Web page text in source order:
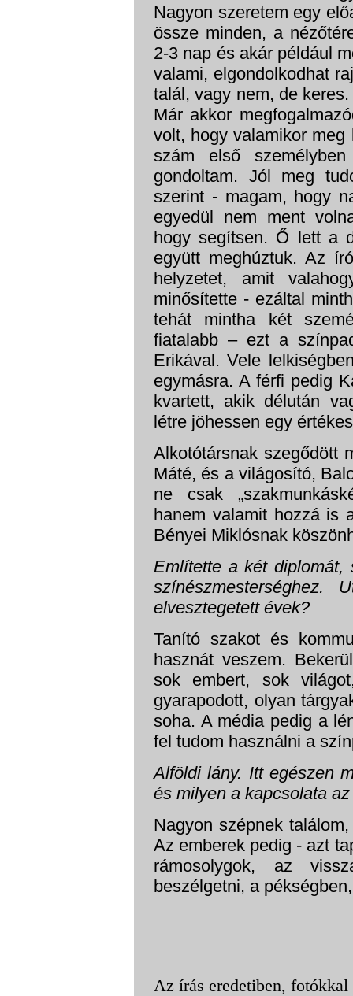
Nagyon szeretem egy
össze minden, a
2-3 nap és akár például
valami, elgondolkodhat
talál, vagy nem, de
Már akkor
volt, hogy valamikor
szám első
gondoltam. Jól meg
szerint - magam, hogy
egyedül nem ment
hogy segítsen. Ő lett a
együtt meghúztuk. Az
helyzetet, amit
minősítette - ezáltal
tehát mintha két
fiatalabb – ezt a
Erikával. Vele
egymásra. A férfi pedig
kvartett, akik délután
létre jöhessen egy
Alkotótársnak szegődött
Máté, és a világosító,
ne csak
hanem valamit hozzá is
Bényei Miklósnak
Említette a két
elvesztegetett évek?
Tanító szakot és
hasznát veszem.
sok embert, sok
gyarapodott, olyan
soha. A média pedig a
fel tudom használni a
Alföldi lány. Itt egészen
és milyen a kapcsolata
Nagyon szépnek
Az emberek pedig - azt
rámosolygok, az
beszélgetni, a
Az írás eredetiben,